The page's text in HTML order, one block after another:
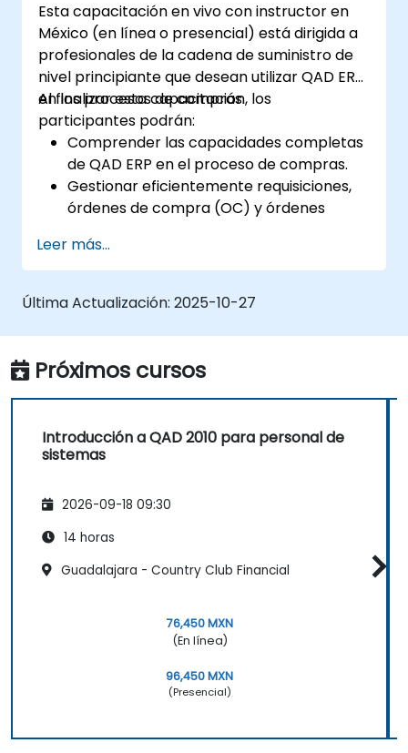
Esta capacitación en vivo con instructor en
México (en línea o presencial) está dirigida a
profesionales de la cadena de suministro de
nivel principiante que desean utilizar QAD ERP
en los procesos de compras.
Al finalizar esta capacitación, los
participantes podrán:
Comprender las capacidades completas
de QAD ERP en el proceso de compras.
Gestionar eficientemente requisiciones,
órdenes de compra (OC) y órdenes
Optimizar el control de inventario y
gestionar efectivamente las relaciones
con los proveedores.
con la recepción de OC, reportes de
gastos, tiempos de entrega y niveles de
inventario para tomar decisiones
informadas.
Leer más...
Última Actualización: 2025-10-27
Próximos cursos
Introducción a QAD 2010 para personal de
sistemas
2026-09-18 09:30
14 horas
Guadalajara - Country Club Financial
76,450 MXN
(En línea)
96,450 MXN
(Presencial)